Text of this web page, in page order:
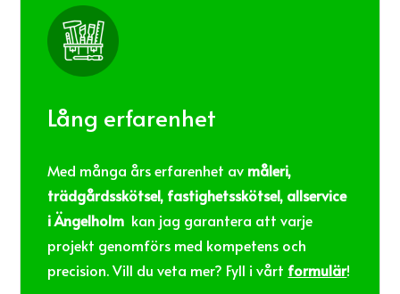
Lång erfarenhet
Med många års erfarenhet av måleri,
trädgårdsskötsel, fastighetsskötsel, allservice
i Ängelholm kan jag garantera att varje
projekt genomförs med kompetens och
precision. Vill du veta mer? Fyll i vårt formulär!